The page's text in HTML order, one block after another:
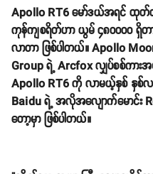
Apollo RT6 မော်ဒယ်အရင် ထု
ကုန်ကျစရိတ်ဟာ ယွမ် ၄၈၀၀၀၀ ရှိတာ
လာတာ ဖြစ်ပါတယ်။ Apollo
Group ရဲ့ Arcfox လျှပ်စစ်ကား
Apollo RT6 ကို လာမယ့်နှစ် နှစ်လ
Baidu ရဲ့ အလိုအလျောက်မောင်း
တော့မှာ ဖြစ်ပါတယ်။